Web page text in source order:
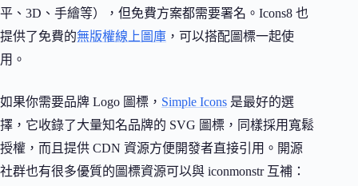
平、3D、手繪等），但免費方案都需要署名。Icons8 也
提供了免費的無版權線上圖庫 ，可以搭配圖標一起使
用。
如果你需要品牌 Logo 圖標， Simple Icons 是最好的選
擇，它收錄了大量知名品牌的 SVG 圖標，同樣採用寬鬆
授權，而且提供 CDN 資源方便開發者直接引用。開源
社群也有很多優質的圖標資源可以與 iconmonstr 互補：